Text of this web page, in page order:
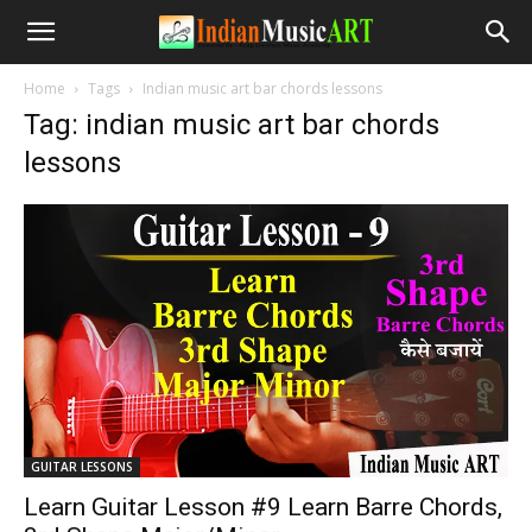
Home Tags Indian music art bar chords lessons
Tag: indian music art bar chords
lessons
GUITAR LESSONS
Learn Guitar Lesson #9 Learn Barre Chords,